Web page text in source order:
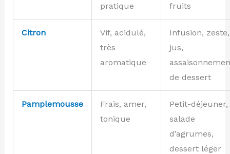
pratique
fruits
Citron
Vif, acidulé,
très
aromatique
Infusion, zeste,
jus,
de dessert
Pamplemousse
Frais, amer,
tonique
Petit-déjeuner,
salade
d’agrumes,
dessert léger